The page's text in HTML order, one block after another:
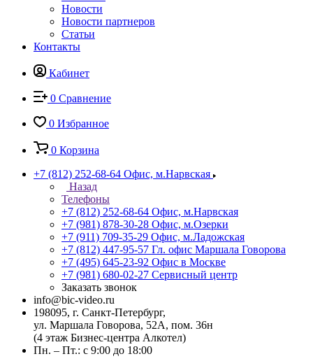
Новости
Новости партнеров
Статьи
Контакты
Кабинет
0 Сравнение
0 Избранное
0 Корзина
+7 (812) 252-68-64 Офис, м.Нарвская
Назад
Телефоны
+7 (812) 252-68-64 Офис, м.Нарвская
+7 (981) 878-30-28 Офис, м.Озерки
+7 (911) 709-35-29 Офис, м.Ладожская
+7 (812) 447-95-57 Гл. офис Маршала Говорова
+7 (495) 645-23-92 Офис в Москве
+7 (981) 680-02-27 Сервисный центр
Заказать звонок
info@bic-video.ru
198095, г. Санкт-Петербург,
ул. Маршала Говорова, 52А, пом. 36н
(4 этаж Бизнес-центра Алкотел)
Пн. – Пт.: с 9:00 до 18:00